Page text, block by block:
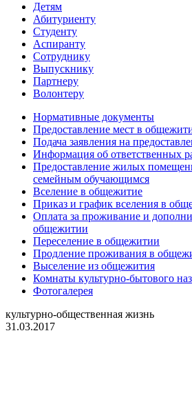
Детям
Абитуриенту
Студенту
Аспиранту
Сотруднику
Выпускнику
Партнеру
Волонтеру
Нормативные документы
Предоставление мест в
Подача заявления на
Информация об ответственных
Предоставление жилых
семейным обучающимся
Вселение в общежитие
Приказ и график вселения в
Оплата за проживание и
общежитии
Переселение в общежитии
Продление проживания в
Выселение из общежития
Комнаты культурно-бытового
Фотогалерея
культурно-общественная жизнь
31.03.2017